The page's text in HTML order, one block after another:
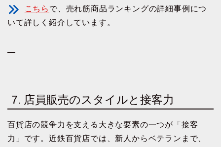
こちら で、売れ筋商品ランキングの詳細事例につ
いて詳しく紹介しています。
—
7. 店員販売のスタイルと接客力
百貨店の競争力を支える大きな要素の一つが「接客
力」です。近鉄百貨店では、新人からベテランまで、